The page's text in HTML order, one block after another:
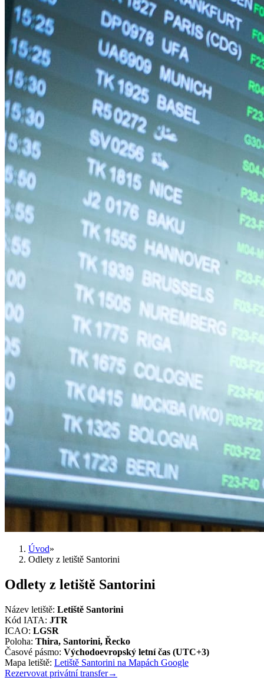
Úvod»
Odlety z letiště Santorini
Odlety z letiště Santorini
Název letiště: Letiště Santorini
Kód IATA: JTR
ICAO: LGSR
Poloha: Thira, Santorini, Řecko
Časové pásmo: Východoevropský letní čas (UTC+3)
Mapa letiště: Letiště Santorini na Mapách Google
Rezervovat privátní transfer→